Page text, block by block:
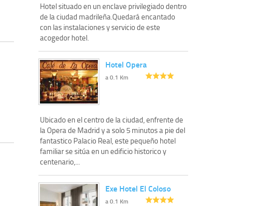
Hotel situado en un enclave privilegiado dentro
de la ciudad madrileña.Quedará encantado
con las instalaciones y servicio de este
acogedor hotel.
Hotel Opera
a 0.1 Km
Ubicado en el centro de la ciudad, enfrente de
la Opera de Madrid y a solo 5 minutos a pie del
fantastico Palacio Real, este pequeño hotel
familiar se sitúa en un edificio historico y
centenario,...
Exe Hotel El Coloso
a 0.1 Km